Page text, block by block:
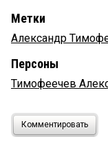
Метки
Александр
Персоны
Тимофеечев
Комментировать